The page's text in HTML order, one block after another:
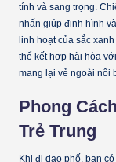
tính và sang trọng.
nhấn giúp định hình
linh hoạt của sắc
thể kết hợp hài hòa
mang lại vẻ ngoài nổi
Phong
Trẻ Trung
Khi đi dạo phố, bạn